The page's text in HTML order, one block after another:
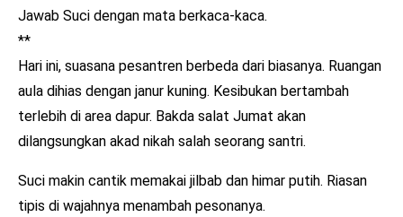
Jawab Suci dengan mata berkaca-kaca.
**
Hari ini, suasana pesantren berbeda dari biasanya. Ruangan
aula dihias dengan janur kuning. Kesibukan bertambah
terlebih di area dapur. Bakda salat Jumat akan
dilangsungkan akad nikah salah seorang santri.
Suci makin cantik memakai jilbab dan himar putih. Riasan
tipis di wajahnya menambah pesonanya.